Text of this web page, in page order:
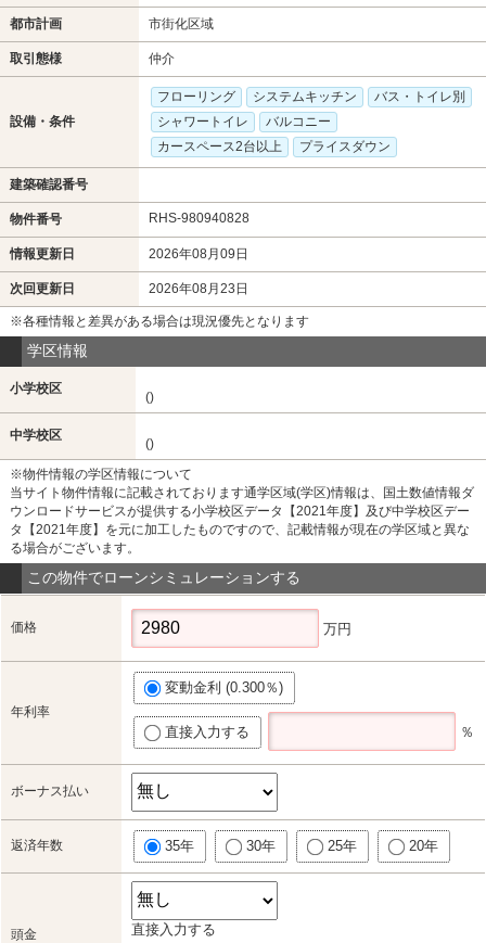
都市計画 市街化区域
取引態様 仲介
設備・条件
フローリング システムキッチン
バス・トイレ別
シャワートイレ
バルコニー
カースペース2台以上
プライスダウン
建築確認番号
物件番号 RHS-980940828
情報更新日 2026年08月09日
次回更新日 2026年08月23日
※各種情報と差異がある場合は現況優先となります
学区情報
小学校区
()
中学校区
()
※物件情報の学区情報について
当サイト物件情報に記載されております通学区域(学区)情報は、国土数値情報ダ
ウンロードサービスが提供する小学校区データ【2021年度】及び中学校区デー
タ【2021年度】を元に加工したものですので、記載情報が現在の学区域と異な
る場合がございます。
この物件でローンシミュレーションする
価格 万円
年利率
変動金利 (0.300％)
直接入力する ％
ボーナス払い
返済年数 35年 30年 25年 20年
頭金 直接入力する